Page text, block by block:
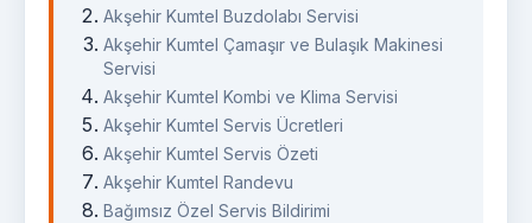
Akşehir Kumtel Buzdolabı Servisi
Akşehir Kumtel Çamaşır ve Bulaşık Makinesi
Servisi
Akşehir Kumtel Kombi ve Klima Servisi
Akşehir Kumtel Servis Ücretleri
Akşehir Kumtel Servis Özeti
Akşehir Kumtel Randevu
Bağımsız Özel Servis Bildirimi